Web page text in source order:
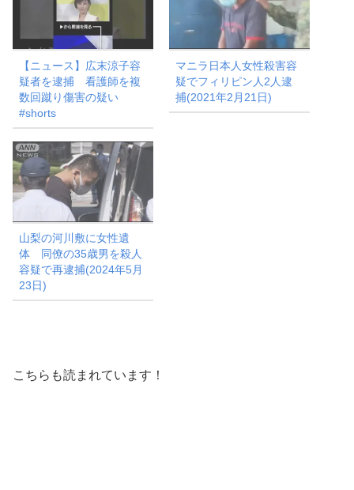
【ニュース】広末涼子容
疑者を逮捕 看護師を複
数回蹴り傷害の疑い
#shorts
マニラ日本人女性殺害容
疑でフィリピン人2人逮
捕(2021年2月21日)
山梨の河川敷に女性遺
体 同僚の35歳男を殺人
容疑で再逮捕(2024年5月
23日)
こちらも読まれています！